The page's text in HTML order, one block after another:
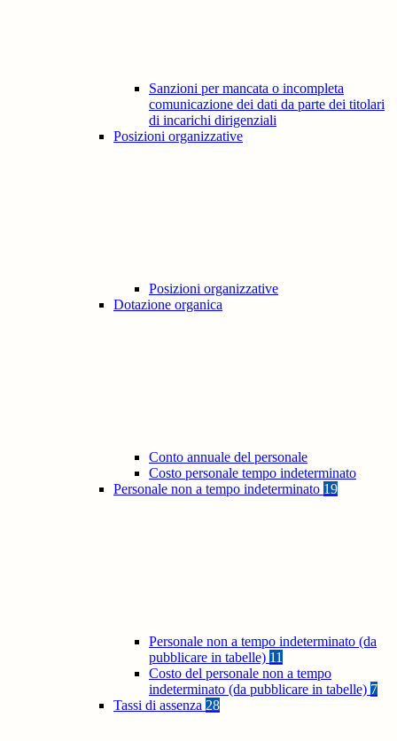
Sanzioni per mancata o incompleta
comunicazione dei dati da parte dei titolari
di incarichi dirigenziali
Posizioni organizzative
Posizioni organizzative
Dotazione organica
Conto annuale del personale
Costo personale tempo indeterminato
Personale non a tempo indeterminato 19
Personale non a tempo indeterminato (da
pubblicare in tabelle) 11
Costo del personale non a tempo
indeterminato (da pubblicare in tabelle) 7
Tassi di assenza 28